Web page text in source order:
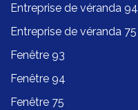
Entreprise de véranda 94
Entreprise de véranda 75
Fenêtre 93
Fenêtre 94
Fenêtre 75